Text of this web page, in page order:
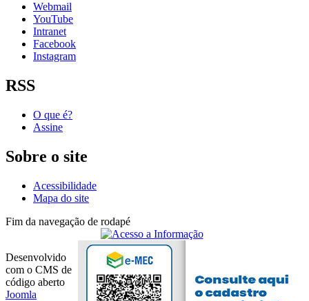
Webmail
YouTube
Intranet
Facebook
Instagram
RSS
O que é?
Assine
Sobre o site
Acessibilidade
Mapa do site
Fim da navegação de rodapé
Desenvolvido
com o CMS de
código aberto
Joomla